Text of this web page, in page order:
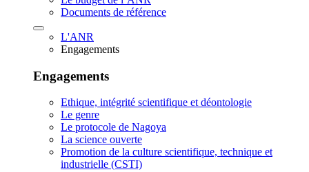
Documents de référence
L'ANR
Engagements
Engagements
Ethique, intégrité scientifique et déontologie
Le genre
Le protocole de Nagoya
La science ouverte
Promotion de la culture scientifique, technique et
industrielle (CSTI)